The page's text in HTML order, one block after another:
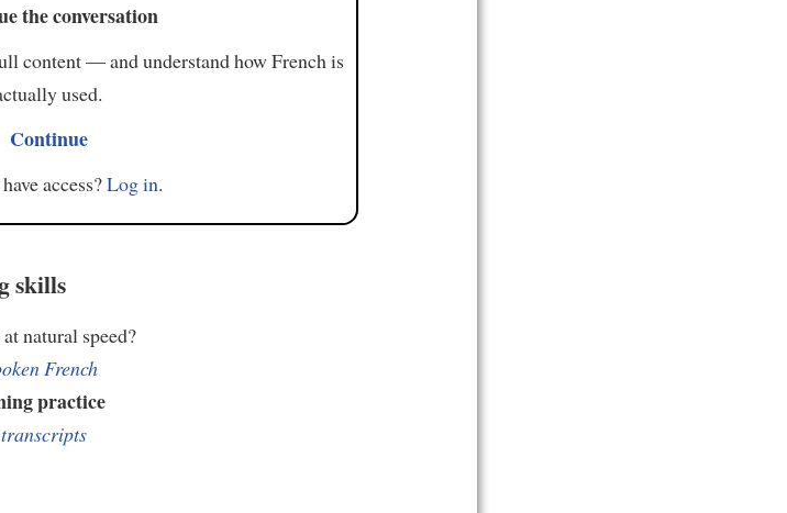
the conversation
content — and understand how French is
used.
Continue
access?Log in.
skills
at natural speed?
French
practice